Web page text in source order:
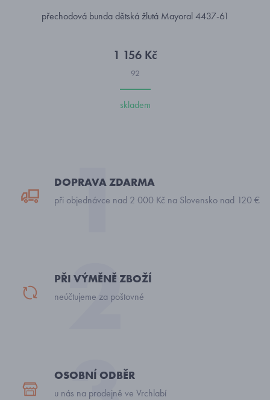
přechodová bunda dětská žlutá Mayoral 4437-61
1 156 Kč
92
skladem
DOPRAVA ZDARMA
při objednávce nad 2 000 Kč na Slovensko nad 120 €
PŘI VÝMĚNĚ ZBOŽÍ
neúčtujeme za poštovné
OSOBNÍ ODBĚR
u nás na prodejně ve Vrchlabí